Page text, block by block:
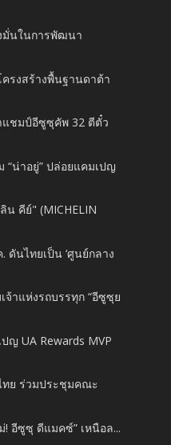
มั่นในการพัฒนา
รงสร้างพื้นฐานดาต้า
ชมป์อีซูซุคัพ 32 ตีตั๋ว
“น่าอยู่” ปล่อยแคมเปญ
น คีย์" (MICHELIN
ดันไทยเป็น ‘ศูนย์กลาง
าแห่งรถบรรทุก “อีซูซุย
ญ UA Rewards MVP
ย ร่วมประชุมคณะ
! อีซูซุ ดีแมคซ์” เหนือล...